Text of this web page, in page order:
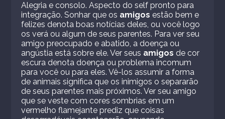
Alegria e consolo. Aspecto do self pronto para
integração. Sonhar que os amigos estão bem e
felizes denota boas notícias deles, ou você logo
os verá ou algum de seus parentes. Para ver seu
amigo preocupado e abatido, a doença ou
angústia está sobre ele. Ver seus amigos de cor
escura denota doença ou problema incomum
para você ou para eles. Vê-los assumir a forma
de animais significa que os inimigos o separarão
de seus parentes mais próximos. Ver seu amigo
que se veste com cores sombrias em um
vermelho flamejante prediz que coisas